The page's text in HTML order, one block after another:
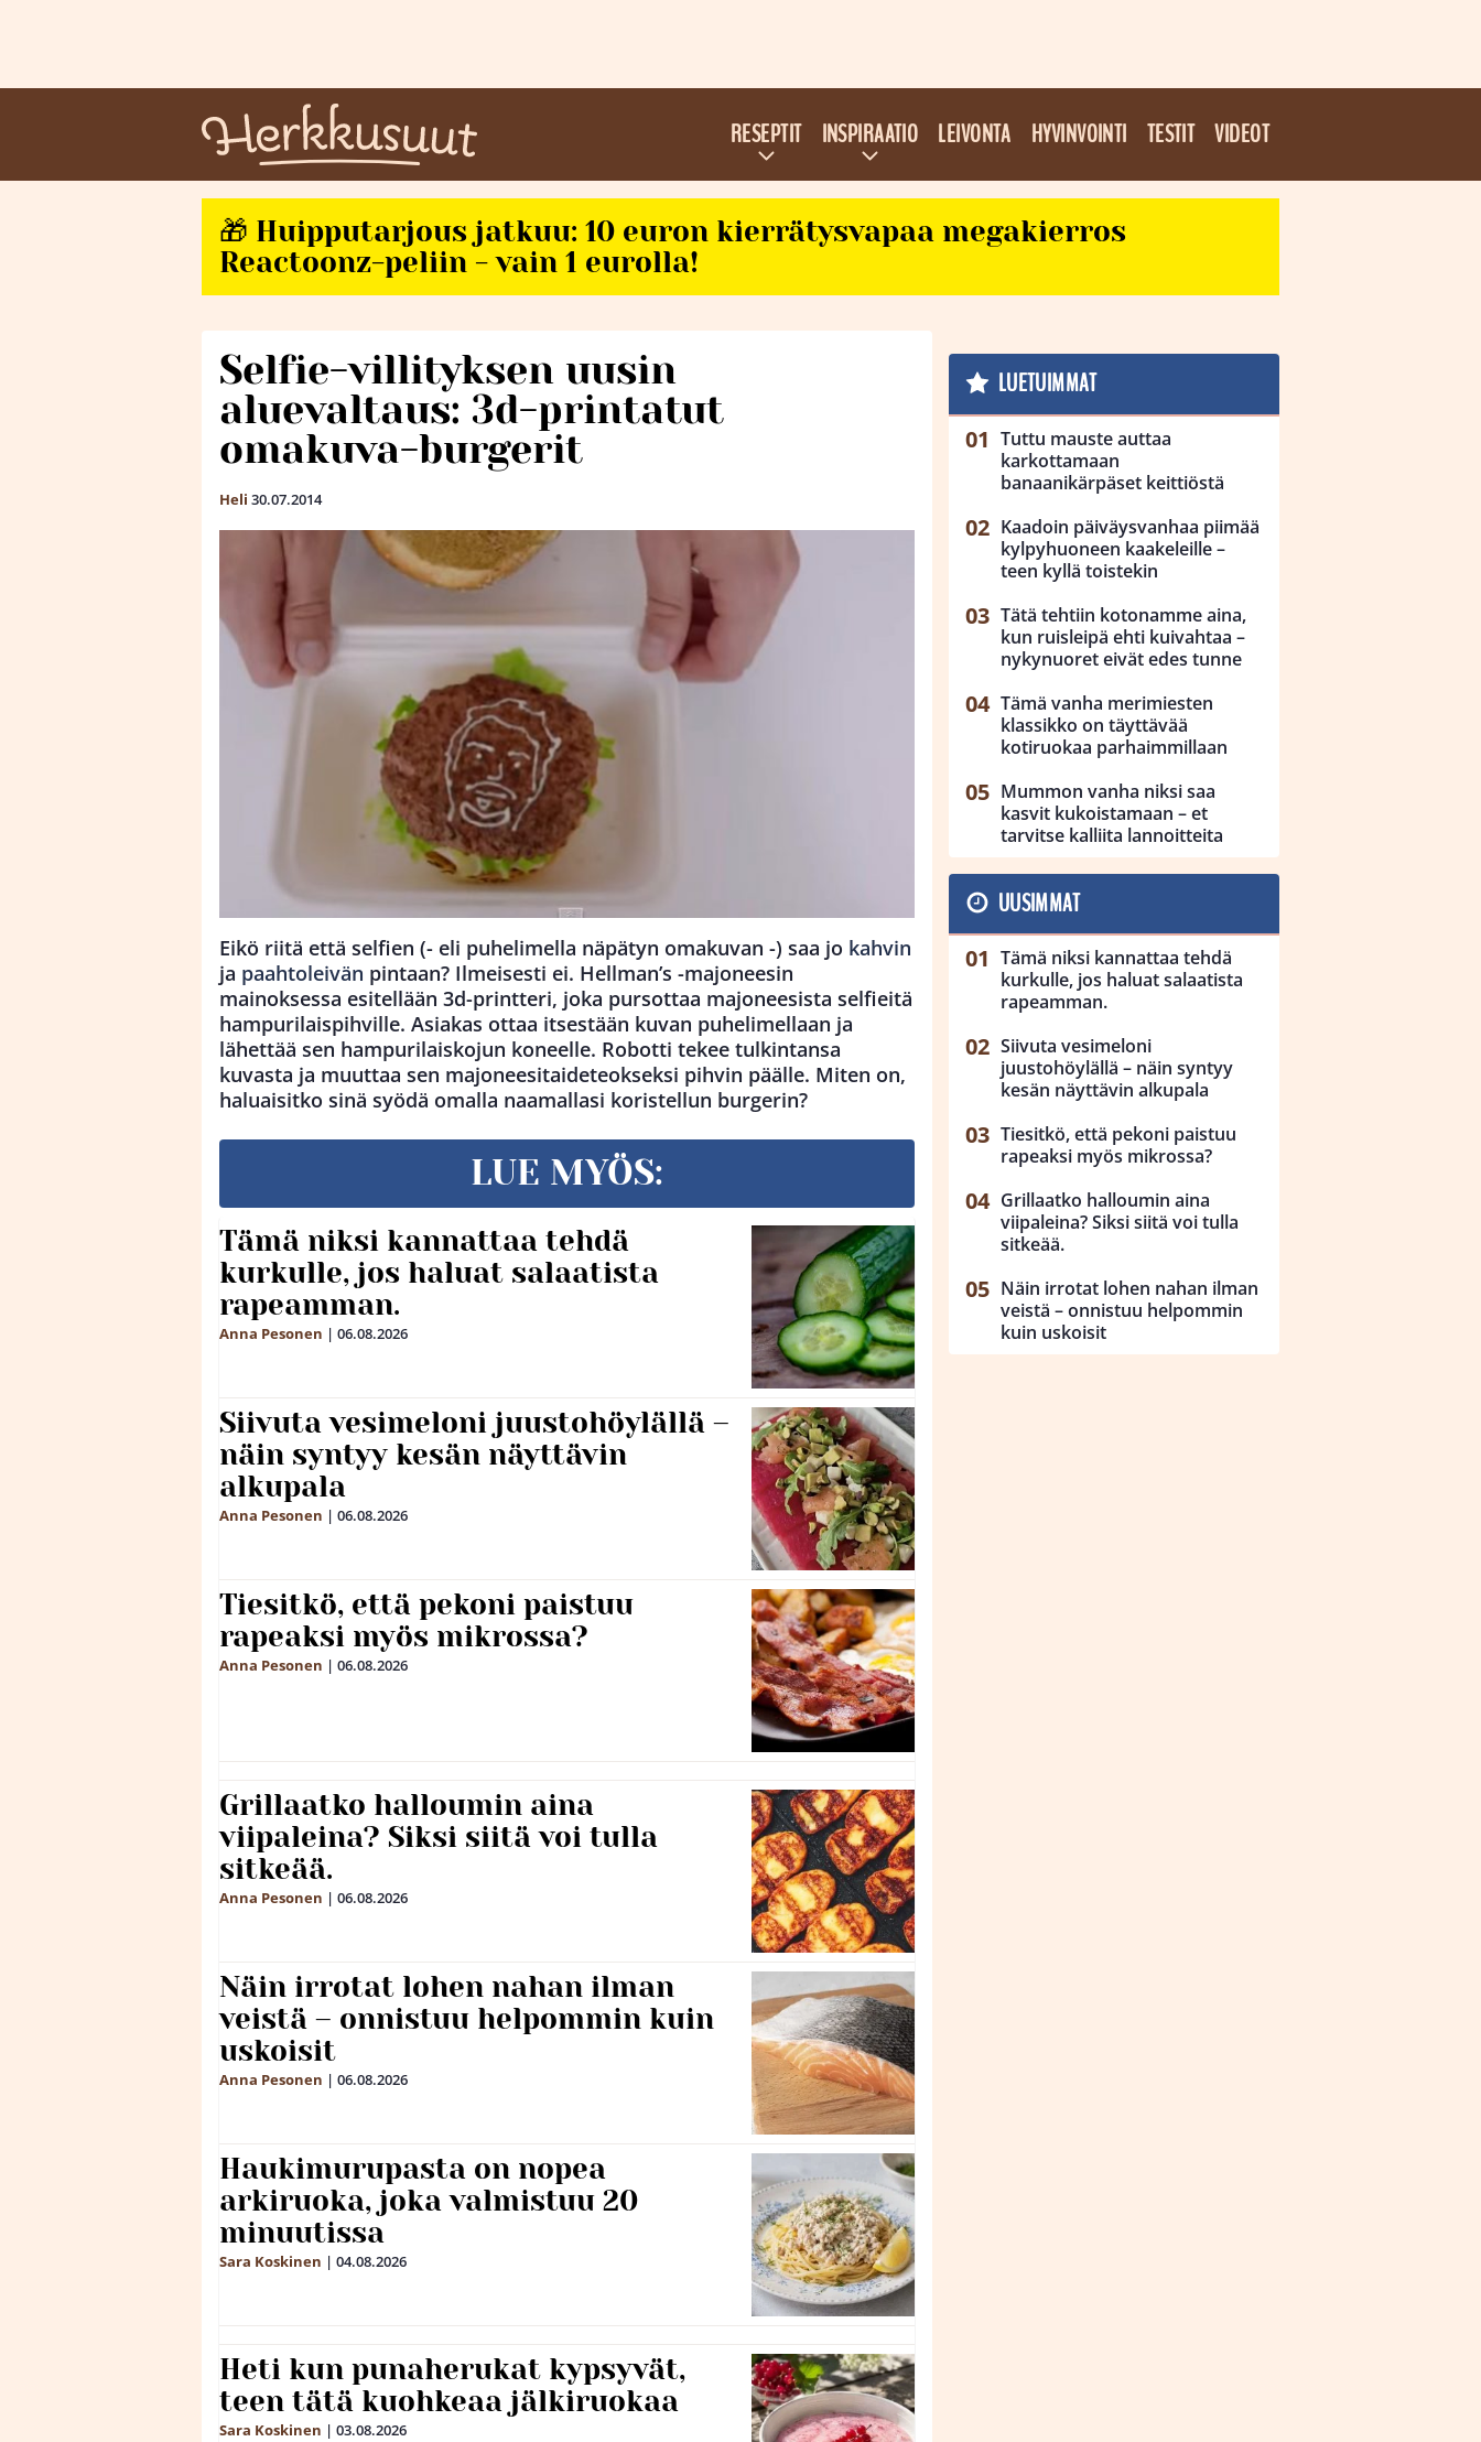
RESEPTIT INSPIRAATIO LEIVONTA HYVINVOINTI TESTIT VIDEOT
🎁 Huipputarjous jatkuu: 10 euron kierrätysvapaa megakierros
Reactoonz-peliin - vain 1 eurolla!
Selfie-villityksen uusin
aluevaltaus: 3d-printatut
omakuva-burgerit
Heli 30.07.2014
Eikö riitä että selfien (- eli puhelimella näpätyn omakuvan -) saa jo kahvin
ja paahtoleivän pintaan? Ilmeisesti ei. Hellman’s -majoneesin
mainoksessa esitellään 3d-printteri, joka pursottaa majoneesista selfieitä
hampurilaispihville. Asiakas ottaa itsestään kuvan puhelimellaan ja
lähettää sen hampurilaiskojun koneelle. Robotti tekee tulkintansa
kuvasta ja muuttaa sen majoneesitaideteokseksi pihvin päälle. Miten on,
haluaisitko sinä syödä omalla naamallasi koristellun burgerin?
LUE MYÖS:
Tämä niksi kannattaa tehdä
kurkulle, jos haluat salaatista
rapeamman.
Anna Pesonen | 06.08.2026
Siivuta vesimeloni juustohöylällä –
näin syntyy kesän näyttävin
alkupala
Anna Pesonen | 06.08.2026
Tiesitkö, että pekoni paistuu
rapeaksi myös mikrossa?
Anna Pesonen | 06.08.2026
Grillaatko halloumin aina
viipaleina? Siksi siitä voi tulla
sitkeää.
Anna Pesonen | 06.08.2026
Näin irrotat lohen nahan ilman
veistä – onnistuu helpommin kuin
uskoisit
Anna Pesonen | 06.08.2026
Haukimurupasta on nopea
arkiruoka, joka valmistuu 20
minuutissa
Sara Koskinen | 04.08.2026
Heti kun punaherukat kypsyvät,
teen tätä kuohkeaa jälkiruokaa
Sara Koskinen | 03.08.2026
LUETUIMMAT
Tuttu mauste auttaa
karkottamaan
banaanikärpäset keittiöstä
Kaadoin päiväysvanhaa piimää
kylpyhuoneen kaakeleille –
teen kyllä toistekin
Tätä tehtiin kotonamme aina,
kun ruisleipä ehti kuivahtaa –
nykynuoret eivät edes tunne
Tämä vanha merimiesten
klassikko on täyttävää
kotiruokaa parhaimmillaan
Mummon vanha niksi saa
kasvit kukoistamaan – et
tarvitse kalliita lannoitteita
UUSIMMAT
Tämä niksi kannattaa tehdä
kurkulle, jos haluat salaatista
rapeamman.
Siivuta vesimeloni
juustohöylällä – näin syntyy
kesän näyttävin alkupala
Tiesitkö, että pekoni paistuu
rapeaksi myös mikrossa?
Grillaatko halloumin aina
viipaleina? Siksi siitä voi tulla
sitkeää.
Näin irrotat lohen nahan ilman
veistä – onnistuu helpommin
kuin uskoisit